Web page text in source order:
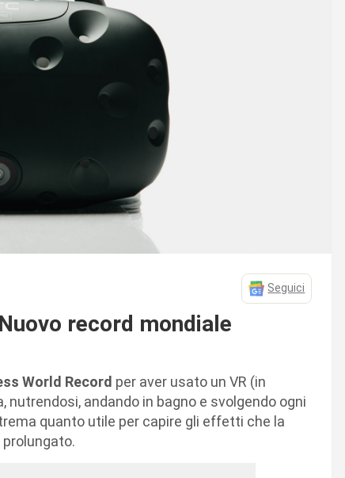
Seguici
record mondiale
World Record per aver usato un VR (in
nutrendosi, andando in bagno e svolgendo ogni
quanto utile per capire gli effetti che la